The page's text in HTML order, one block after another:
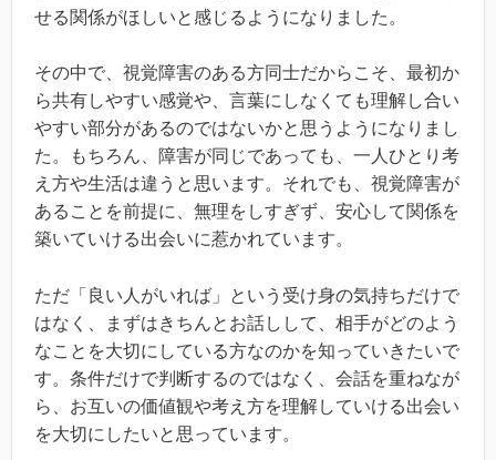
せる関係がほしいと感じるようになりました。
その中で、視覚障害のある方同士だからこそ、最初か
ら共有しやすい感覚や、言葉にしなくても理解し合い
やすい部分があるのではないかと思うようになりまし
た。もちろん、障害が同じであっても、一人ひとり考
え方や生活は違うと思います。それでも、視覚障害が
あることを前提に、無理をしすぎず、安心して関係を
築いていける出会いに惹かれています。
ただ「良い人がいれば」という受け身の気持ちだけで
はなく、まずはきちんとお話しして、相手がどのよう
なことを大切にしている方なのかを知っていきたいで
す。条件だけで判断するのではなく、会話を重ねなが
ら、お互いの価値観や考え方を理解していける出会い
を大切にしたいと思っています。